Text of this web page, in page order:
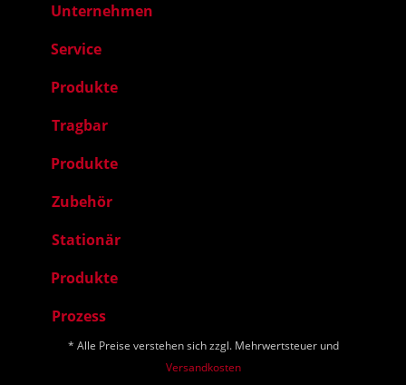
Unternehmen
Service
Produkte
Tragbar
Produkte
Zubehör
Stationär
Produkte
Prozess
* Alle Preise verstehen sich zzgl. Mehrwertsteuer und
Versandkosten